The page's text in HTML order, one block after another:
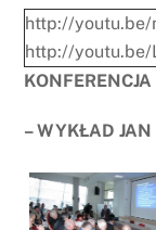
http://youtu.be/
http://youtu.be/
– WYKŁAD